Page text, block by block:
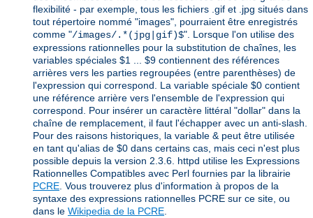
flexibilité - par exemple, tous les fichiers .gif et .jpg situés dans
tout répertoire nommé "images", pourraient être enregistrés
comme "/images/.*(jpg|gif)$". Lorsque l'on utilise des
expressions rationnelles pour la substitution de chaînes, les
variables spéciales $1 ... $9 contiennent des références
arrières vers les parties regroupées (entre parenthèses) de
l'expression qui correspond. La variable spéciale $0 contient
une référence arrière vers l'ensemble de l'expression qui
correspond. Pour insérer un caractère littéral "dollar" dans la
chaîne de remplacement, il faut l'échapper avec un anti-slash.
Pour des raisons historiques, la variable & peut être utilisée
en tant qu'alias de $0 dans certains cas, mais ceci n'est plus
possible depuis la version 2.3.6. httpd utilise les Expressions
Rationnelles Compatibles avec Perl fournies par la librairie
PCRE . Vous trouverez plus d'information à propos de la
syntaxe des expressions rationnelles PCRE sur ce site, ou
dans le Wikipedia de la PCRE